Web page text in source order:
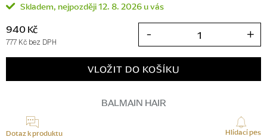
Skladem 12. 8. 2026
940 Kč
777 Kč bez DPH
VLOŽIT DO KOŠÍKU
BALMAIN HAIR
Dotaz k produktu Hlídací pes